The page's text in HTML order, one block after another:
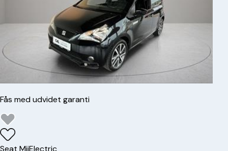
Fås med udvidet garanti
Seat MiiElectric